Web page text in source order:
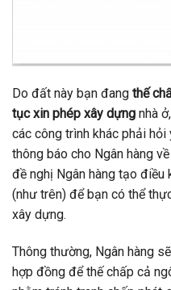
Do đất này bạn đang thế
tục xin phép xây dựng nhà
các công trình khác phải hỏi
thông báo cho Ngân hàng
đề nghị Ngân hàng tạo điều
(như trên) để bạn có thể
xây dựng.
Thông thường, Ngân hàng
hợp đồng để thế chấp cả